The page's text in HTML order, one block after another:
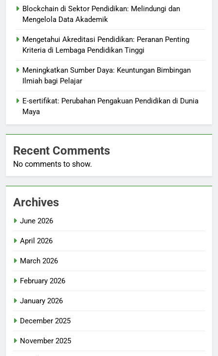
Blockchain di Sektor Pendidikan: Melindungi dan
Mengelola Data Akademik
Mengetahui Akreditasi Pendidikan: Peranan Penting
Kriteria di Lembaga Pendidikan Tinggi
Meningkatkan Sumber Daya: Keuntungan Bimbingan
Ilmiah bagi Pelajar
E-sertifikat: Perubahan Pengakuan Pendidikan di Dunia
Maya
Recent Comments
No comments to show.
Archives
June 2026
April 2026
March 2026
February 2026
January 2026
December 2025
November 2025